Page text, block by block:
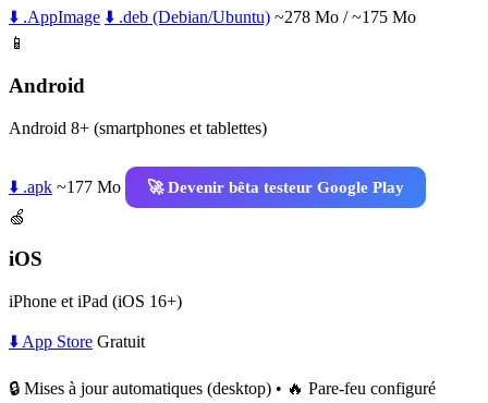
⬇️ .AppImage ⬇️ .deb (Debian/Ubuntu) ~278 Mo / ~175 Mo
📱
Android
Android 8+ (smartphones et tablettes)
⬇️ .apk ~177 Mo
🚀 Devenir bêta testeur Google Play
🍏
iOS
iPhone et iPad (iOS 16+)
⬇️ App Store Gratuit
🔒 Mises à jour automatiques (desktop) • 🔥 Pare-feu configuré